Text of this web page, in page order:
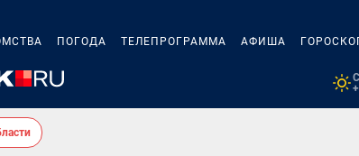
ПОГОДА ТЕЛЕПРОГРАММА АФИША